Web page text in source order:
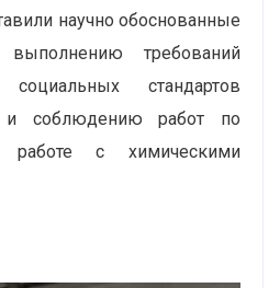
научно обоснованные
требований
стандартов
и соблюдению работ по
работе с химическими